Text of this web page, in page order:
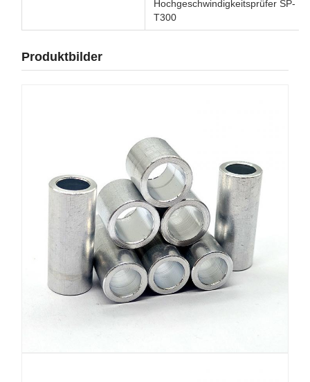
Hochgeschwindigkeitsprüfer SP-
T300
Produktbilder